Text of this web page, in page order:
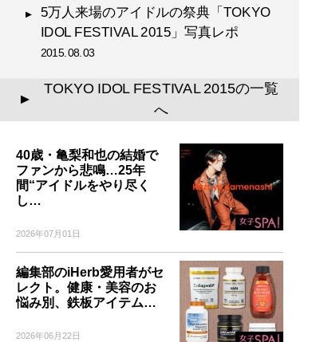
5万人来場のアイドルの祭典「TOKYO
IDOL FESTIVAL 2015」写真レポ
2015.08.03
▲
TOKYO IDOL FESTIVAL 2015の一覧
へ
40歳・亀梨和也の結婚で
ファンから悲鳴…25年
間“アイドルをやり尽く
し…
2026年07月01日
編集部のiHerb愛用者がセ
レクト。健康・美容のお
悩み別、鉄板アイテム…
2026年06月22日